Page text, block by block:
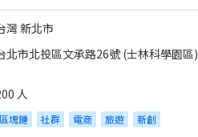
灣 新北市
北市北投區文承路26號 (士林科學園區)
人
區塊鏈 社群 電商 旅遊 新創